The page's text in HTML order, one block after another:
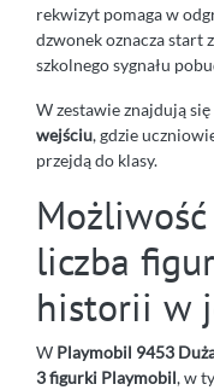
rekwizyt pomaga w
dzwonek oznacza start
szkolnego sygnału
W zestawie znajdują
wejściu, gdzie
przejdą do klasy.
liczba
historii w
W Playmobil 9453
3 figurki Playmobil, w